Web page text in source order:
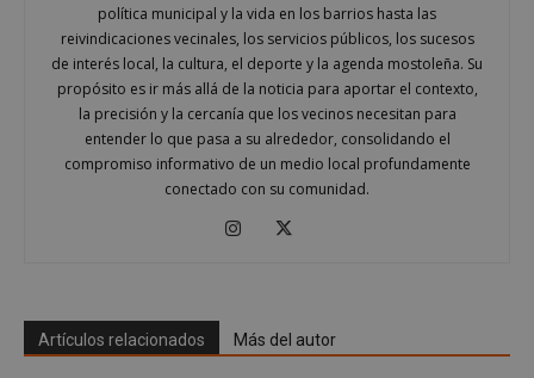
política municipal y la vida en los barrios hasta las
reivindicaciones vecinales, los servicios públicos, los sucesos
de interés local, la cultura, el deporte y la agenda mostoleña. Su
propósito es ir más allá de la noticia para aportar el contexto,
la precisión y la cercanía que los vecinos necesitan para
entender lo que pasa a su alrededor, consolidando el
compromiso informativo de un medio local profundamente
conectado con su comunidad.
Artículos relacionados Más del autor
CookieScriptConsent
CookieScript
mostoleshoy.com
4 semanas